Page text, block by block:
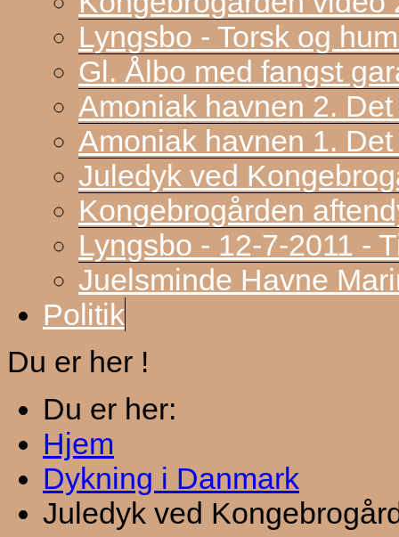
Lyngsbo - Torsk og
Gl. Ålbo med fangst
Amoniak havnen 2.
Amoniak havnen 1.
Juledyk ved
Kongebrogården
Lyngsbo - 12-7-2011 -
Juelsminde Havne
Politik
Du er her !
Du er her:
Hjem
Dykning i Danmark
Juledyk ved